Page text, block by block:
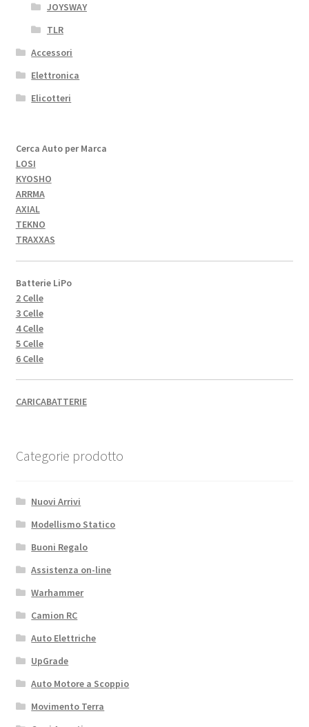
JOYSWAY
TLR
Accessori
Elettronica
Elicotteri
Cerca Auto per Marca
LOSI
KYOSHO
ARRMA
AXIAL
TEKNO
TRAXXAS
Batterie LiPo
2 Celle
3 Celle
4 Celle
5 Celle
6 Celle
CARICABATTERIE
Categorie prodotto
Nuovi Arrivi
Modellismo Statico
Buoni Regalo
Assistenza on-line
Warhammer
Camion RC
Auto Elettriche
UpGrade
Auto Motore a Scoppio
Movimento Terra